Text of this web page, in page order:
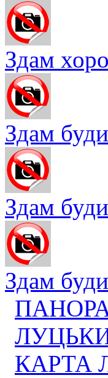
Здам
Здам
Здам
Здам
КАРТА